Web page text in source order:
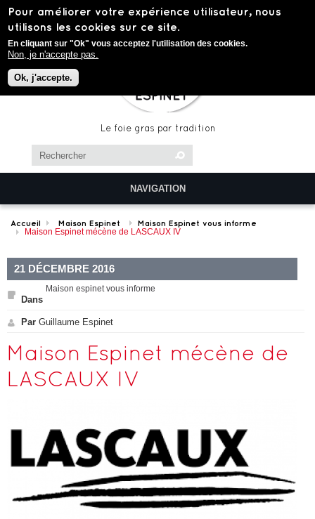
Pour améliorer votre expérience utilisateur, nous
utilisons les cookies sur ce site.
En cliquant sur "Ok" vous acceptez l'utilisation des cookies.
Non, je n'accepte pas.
Ok, j'accepte.
Aller au contenu principal
Le foie gras par tradition
Formulaire de recherche
Chercher dans ce site
NAVIGATION
Accueil Maison Espinet Maison Espinet vous informe
Maison Espinet mécène de LASCAUX IV
21 DÉCEMBRE 2016
Dans
Maison espinet vous informe
Par Guillaume Espinet
Maison Espinet mécène de
LASCAUX IV